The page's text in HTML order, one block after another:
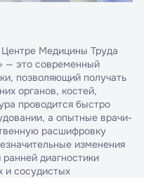
Медицины Труда
— это современный
позволяющий получать
органов, костей,
проводится быстро
а опытные врачи-
расшифровку
изменения
диагностики
и сосудистых